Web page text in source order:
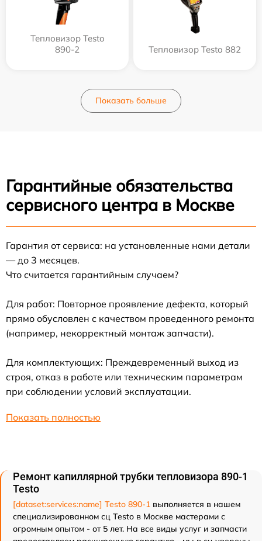
Тепловизор Testo
890-2
Тепловизор Testo 882
Показать больше
Гарантийные обязательства
сервисного центра в Москве
Гарантия от сервиса: на установленные нами детали
— до 3 месяцев.
Что считается гарантийным случаем?
Для работ: Повторное проявление дефекта, который
прямо обусловлен с качеством проведенного ремонта
(например, некорректный монтаж запчасти).
Для комплектующих: Преждевременный выход из
строя, отказ в работе или техническим параметрам
при соблюдении условий эксплуатации.
Показать полностью
Ремонт капиллярной трубки тепловизора 890-1
Testo
[dataset:services:name] Testo 890-1 выполняется в нашем
специализированном сц Testo в Москве мастерами с
огромным опытом - от 5 лет. На все виды услуг и запчасти